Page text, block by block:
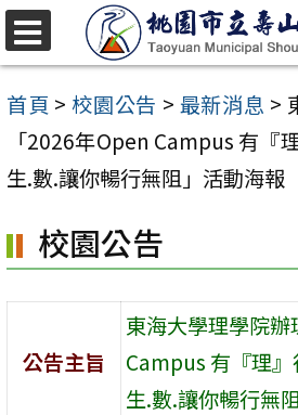
跳
至
主
內
區
首頁 > 校園公告 > 最新消息 >
「2026年Open Campus 有『
生.數.讓你暢行無阻」活動海報
校園公告
公告主旨
東海大學理學院
Campus 有『理
生.數.讓你暢行無
選
單